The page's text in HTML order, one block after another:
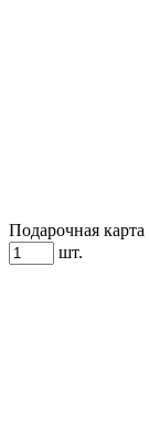
Подарочная
шт.